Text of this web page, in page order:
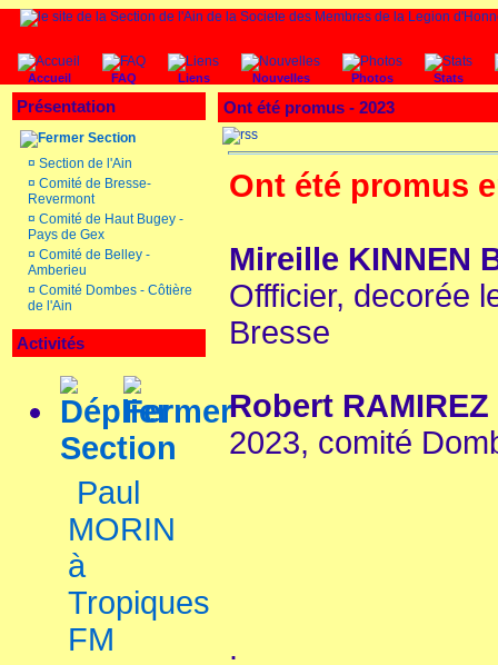
Accueil FAQ Liens Nouvelles Photos Stats
Présentation
Section
¤ Section de l'Ain
¤ Comité de Bresse-
Revermont
¤ Comité de Haut Bugey -
Pays de Gex
¤ Comité de Belley -
Amberieu
¤ Comité Dombes - Côtière
de l'Ain
Activités
Section
Paul
MORIN
à
Tropiques
FM
Ont été promus - 2023
Ont été promus
Mireille KINNEN
Offficier, decorée
Bresse
Robert RAMIREZ
2023, comité